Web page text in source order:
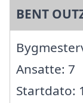
BENT
Ansatte: 7
Startdato: